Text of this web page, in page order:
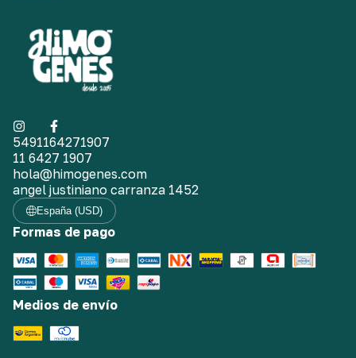
5491164271907
11 6427 1907
hola@himogenes.com
angel justiniano carranza 1452
España (USD)
Formas de pago
Medios de envío